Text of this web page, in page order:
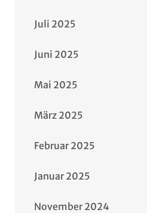
Juli 2025
Juni 2025
Mai 2025
März 2025
Februar 2025
Januar 2025
November 2024